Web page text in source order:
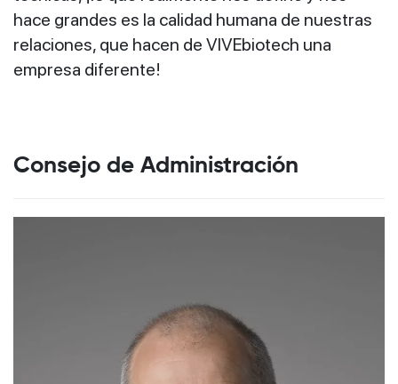
hace grandes es la calidad humana de nuestras
relaciones, que hacen de VIVEbiotech una
empresa diferente!
Consejo de Administración